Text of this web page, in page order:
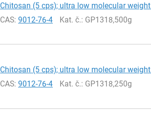
Chitosan (5 cps); ultra low molecular
CAS:9012-76-4 Kat. č.: GP1318,500g
Chitosan (5 cps); ultra low molecular
CAS:9012-76-4 Kat. č.: GP1318,250g